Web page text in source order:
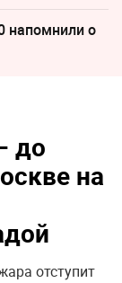
напомнили о
до
на
отступит